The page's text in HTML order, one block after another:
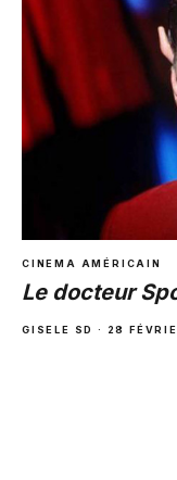
CINEMA AMÉRICAIN
Le docteur
GISELE SD · 28